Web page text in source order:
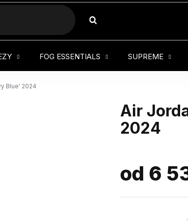
HLEDAT
FOG ESSENTIALS SUPREME
Blue' 2024
Air
2024
od 6